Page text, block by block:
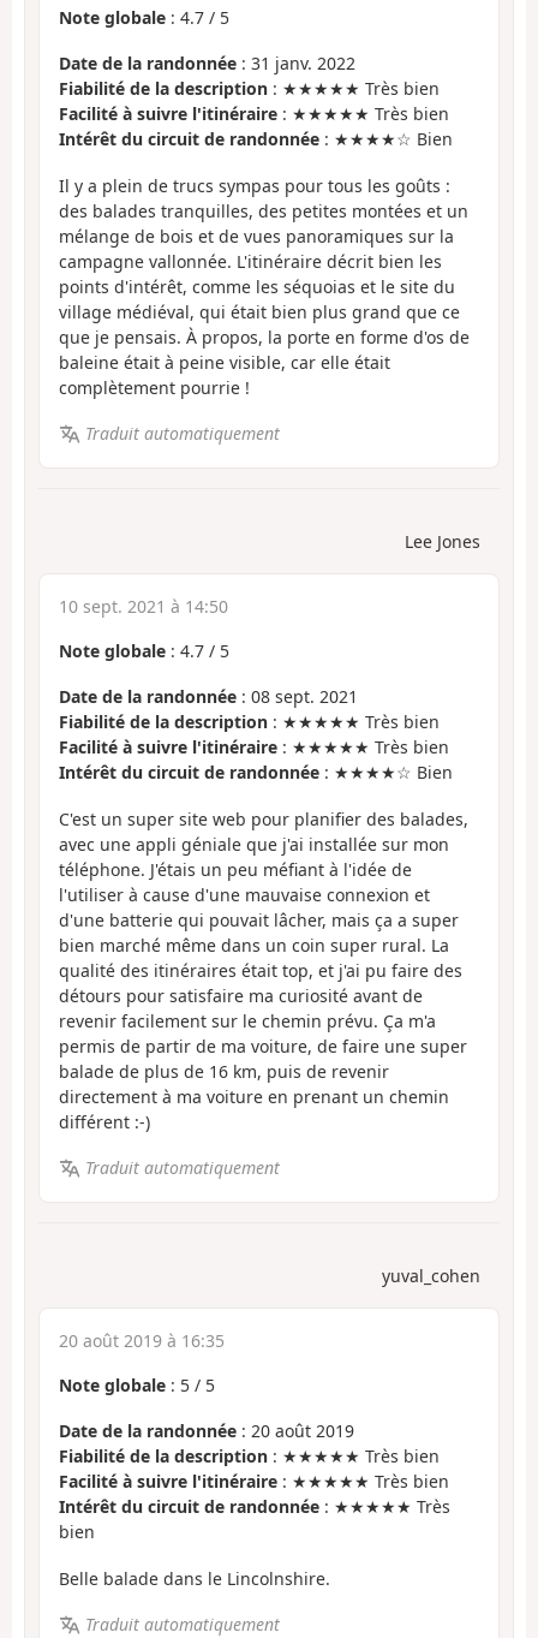
Note globale : 4.7 / 5
Date de la randonnée : 31 janv. 2022
Fiabilité de la description : ★★★★★ Très bien
Facilité à suivre l'itinéraire : ★★★★★ Très bien
Intérêt du circuit de randonnée : ★★★★☆ Bien
Il y a plein de trucs sympas pour tous les goûts :
des balades tranquilles, des petites montées et un
mélange de bois et de vues panoramiques sur la
campagne vallonnée. L'itinéraire décrit bien les
points d'intérêt, comme les séquoias et le site du
village médiéval, qui était bien plus grand que ce
que je pensais. À propos, la porte en forme d'os de
baleine était à peine visible, car elle était
complètement pourrie !
Traduit automatiquement
Lee Jones
10 sept. 2021 à 14:50
Note globale : 4.7 / 5
Date de la randonnée : 08 sept. 2021
Fiabilité de la description : ★★★★★ Très bien
Facilité à suivre l'itinéraire : ★★★★★ Très bien
Intérêt du circuit de randonnée : ★★★★☆ Bien
C'est un super site web pour planifier des balades,
avec une appli géniale que j'ai installée sur mon
téléphone. J'étais un peu méfiant à l'idée de
l'utiliser à cause d'une mauvaise connexion et
d'une batterie qui pouvait lâcher, mais ça a super
bien marché même dans un coin super rural. La
qualité des itinéraires était top, et j'ai pu faire des
détours pour satisfaire ma curiosité avant de
revenir facilement sur le chemin prévu. Ça m'a
permis de partir de ma voiture, de faire une super
balade de plus de 16 km, puis de revenir
directement à ma voiture en prenant un chemin
différent :-)
Traduit automatiquement
yuval_cohen
20 août 2019 à 16:35
Note globale : 5 / 5
Date de la randonnée : 20 août 2019
Fiabilité de la description : ★★★★★ Très bien
Facilité à suivre l'itinéraire : ★★★★★ Très bien
Intérêt du circuit de randonnée : ★★★★★ Très
bien
Belle balade dans le Lincolnshire.
Traduit automatiquement